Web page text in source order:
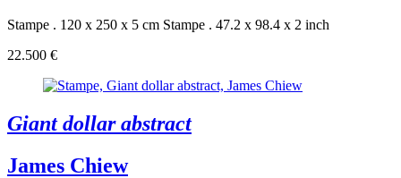
Stampe . 120 x 250 x 5 cm Stampe . 47.2 x 98.4 x 2 inch
22.500 €
Giant dollar abstract
James Chiew